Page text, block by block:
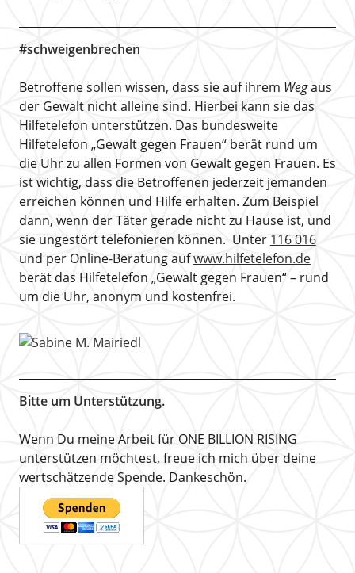
#schweigenbrechen
Betroffene sollen wissen, dass sie auf ihrem Wegaus
der Gewalt nicht alleine sind. Hierbei kann sie das
Hilfetelefon unterstützen. Das bundesweite
Hilfetelefon „Gewalt gegen Frauen“ berät rund um
die Uhr zu allen Formen von Gewalt gegen Frauen. Es
ist wichtig, dass die Betroffenen jederzeit jemanden
erreichen können und Hilfe erhalten. Zum Beispiel
dann, wenn der Täter gerade nicht zu Hause ist, und
sie ungestört telefonieren können. Unter 116 016
und per Online-Beratung aufwww.hilfetelefon.de
berät das Hilfetelefon „Gewalt gegen Frauen“ – rund
um die Uhr, anonym und kostenfrei.
Bitte um Unterstützung.
Wenn Du meine Arbeit für ONE BILLION RISING
unterstützen möchtest, freue ich mich über deine
wertschätzende Spende. Dankeschön.